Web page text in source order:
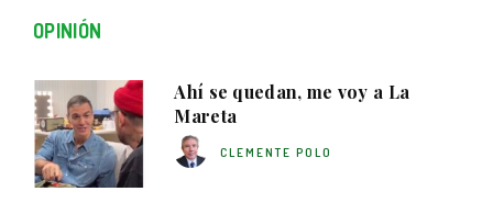
OPINIÓN
Ahí se quedan, me voy a La
Mareta
CLEMENTE POLO